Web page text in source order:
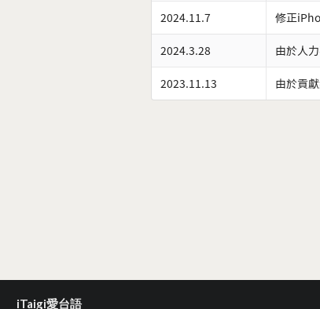
2024.11.7 修正
2024.3.28 由於人
2023.11.13 由於貢
iTaigi愛台語